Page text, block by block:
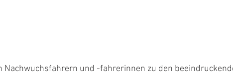
Nachwuchsfahrern und -fahrerinnen zu den